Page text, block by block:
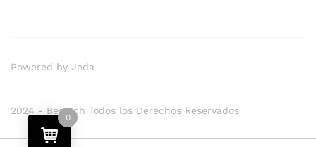
2024 - Bestech Todos los Derechos Reservados
Powered by Jeda
0